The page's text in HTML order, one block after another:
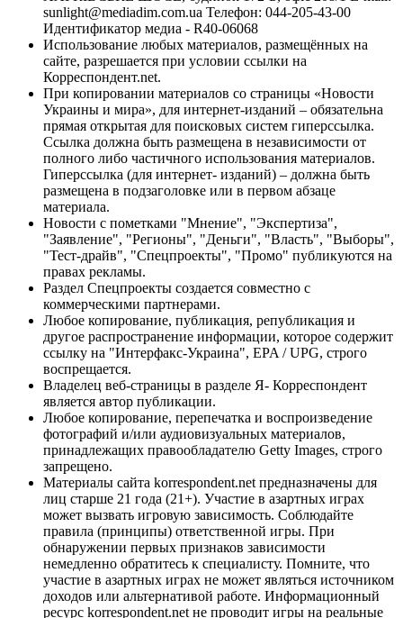
sunlight@mediadim.com.ua Телефон: 044-205-43-00
Идентификатор медиа - R40-06068
Использование любых материалов, размещённых на
сайте, разрешается при условии ссылки на
Корреспондент.net.
При копировании материалов со страницы «Новости
Украины и мира», для интернет-изданий – обязательна
прямая открытая для поисковых систем гиперссылка.
Ссылка должна быть размещена в независимости от
полного либо частичного использования материалов.
Гиперссылка (для интернет- изданий) – должна быть
размещена в подзаголовке или в первом абзаце
материала.
Новости с пометками "Мнение", "Экспертиза",
"Заявление", "Регионы", "Деньги", "Власть", "Выборы",
"Тест-драйв", "Спецпроекты", "Промо" публикуются на
правах рекламы.
Раздел Спецпроекты создается совместно с
коммерческими партнерами.
Любое копирование, публикация, републикация и
другое распространение информации, которое содержит
ссылку на "Интерфакс-Украина", EPA / UPG, строго
воспрещается.
Владелец веб-страницы в разделе Я- Корреспондент
является автор публикации.
Любое копирование, перепечатка и воспроизведение
фотографий и/или аудиовизуальных материалов,
принадлежащих правообладателю Getty Images, строго
запрещено.
Материалы сайта korrespondent.net предназначены для
лиц старше 21 года (21+). Участие в азартных играх
может вызвать игровую зависимость. Соблюдайте
правила (принципы) ответственной игры. При
обнаружении первых признаков зависимости
немедленно обратитесь к специалисту. Помните, что
участие в азартных играх не может являться источником
доходов или альтернативой работе. Информационный
ресурс korrespondent.net не проводит игры на реальные